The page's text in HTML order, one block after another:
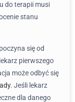
do terapii musi
stanu
się od
pierwszego
może odbyć się
. Jeśli lekarz
dla danego